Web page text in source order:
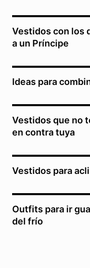
Vestidos con los
a un Príncipe
Ideas para
Vestidos que no
en contra tuya
Vestidos para
Outfits para ir
del frío